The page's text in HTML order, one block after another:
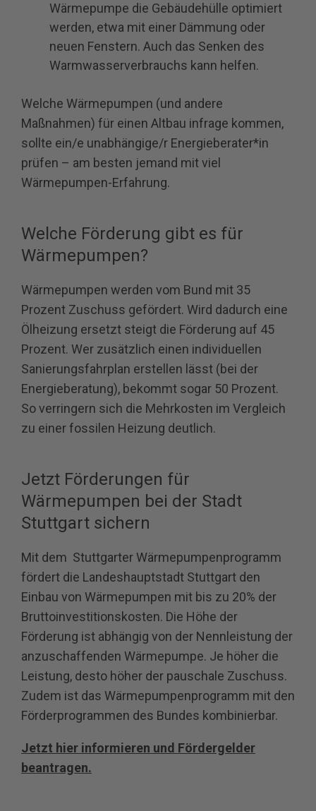
Wärmepumpe die Gebäudehülle optimiert
werden, etwa mit einer Dämmung oder
neuen Fenstern. Auch das Senken des
Warmwasserverbrauchs kann helfen.
Welche Wärmepumpen (und andere
Maßnahmen) für einen Altbau infrage kommen,
sollte ein/e unabhängige/r Energieberater*in
prüfen – am besten jemand mit viel
Wärmepumpen-Erfahrung.
Welche Förderung gibt es für
Wärmepumpen?
Wärmepumpen werden vom Bund mit 35
Prozent Zuschuss gefördert. Wird dadurch eine
Ölheizung ersetzt steigt die Förderung auf 45
Prozent. Wer zusätzlich einen individuellen
Sanierungsfahrplan erstellen lässt (bei der
Energieberatung), bekommt sogar 50 Prozent.
So verringern sich die Mehrkosten im Vergleich
zu einer fossilen Heizung deutlich.
Jetzt Förderungen für
Wärmepumpen bei der Stadt
Stuttgart sichern
Mit dem Stuttgarter Wärmepumpenprogramm
fördert die Landeshauptstadt Stuttgart den
Einbau von Wärmepumpen mit bis zu 20% der
Bruttoinvestitionskosten. Die Höhe der
Förderung ist abhängig von der Nennleistung der
anzuschaffenden Wärmepumpe. Je höher die
Leistung, desto höher der pauschale Zuschuss.
Zudem ist das Wärmepumpenprogramm mit den
Förderprogrammen des Bundes kombinierbar.
Jetzt hier informieren und Fördergelder
beantragen.